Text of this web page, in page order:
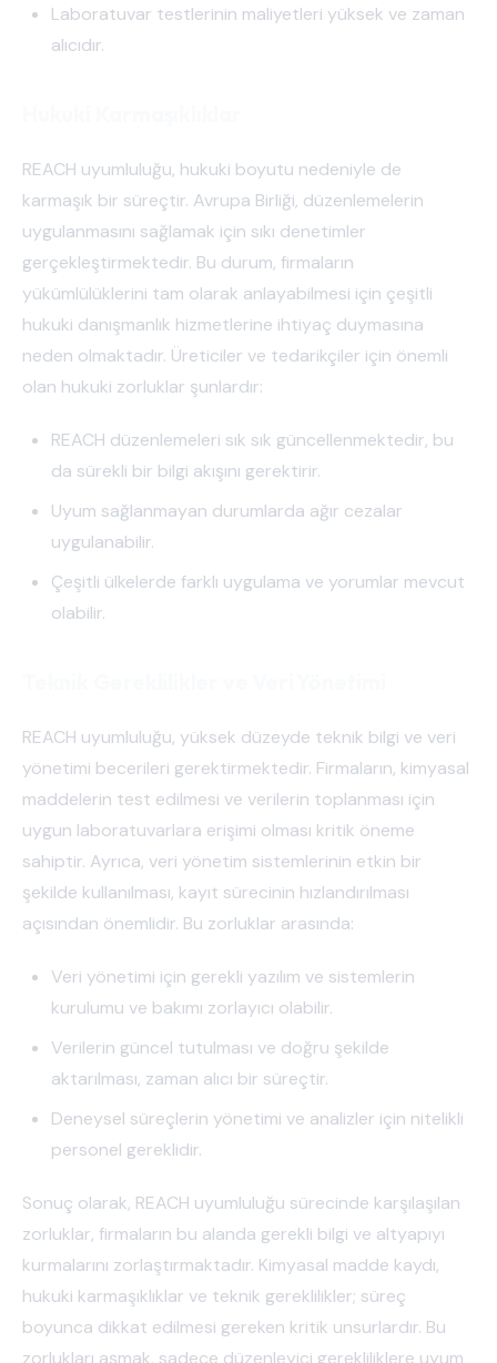
Laboratuvar testlerinin maliyetleri yüksek ve zaman
alıcıdır.
REACH uyumluluğu, hukuki boyutu nedeniyle de
karmaşık bir süreçtir. Avrupa Birliği, düzenlemelerin
uygulanmasını sağlamak için sıkı denetimler
gerçekleştirmektedir. Bu durum, firmaların
yükümlülüklerini tam olarak anlayabilmesi için çeşitli
hukuki danışmanlık hizmetlerine ihtiyaç duymasına
neden olmaktadır. Üreticiler ve tedarikçiler için önemli
olan hukuki zorluklar şunlardır:
REACH düzenlemeleri sık sık güncellenmektedir, bu
da sürekli bir bilgi akışını gerektirir.
Uyum sağlanmayan durumlarda ağır cezalar
uygulanabilir.
Çeşitli ülkelerde farklı uygulama ve yorumlar mevcut
olabilir.
REACH uyumluluğu, yüksek düzeyde teknik bilgi ve veri
yönetimi becerileri gerektirmektedir. Firmaların, kimyasal
maddelerin test edilmesi ve verilerin toplanması için
uygun laboratuvarlara erişimi olması kritik öneme
sahiptir. Ayrıca, veri yönetim sistemlerinin etkin bir
şekilde kullanılması, kayıt sürecinin hızlandırılması
açısından önemlidir. Bu zorluklar arasında:
Veri yönetimi için gerekli yazılım ve sistemlerin
kurulumu ve bakımı zorlayıcı olabilir.
Verilerin güncel tutulması ve doğru şekilde
aktarılması, zaman alıcı bir süreçtir.
Deneysel süreçlerin yönetimi ve analizler için nitelikli
personel gereklidir.
Sonuç olarak, REACH uyumluluğu sürecinde karşılaşılan
zorluklar, firmaların bu alanda gerekli bilgi ve altyapıyı
kurmalarını zorlaştırmaktadır. Kimyasal madde kaydı,
hukuki karmaşıklıklar ve teknik gereklilikler; süreç
boyunca dikkat edilmesi gereken kritik unsurlardır. Bu
zorlukları aşmak, sadece düzenleyici gerekliliklere uyum